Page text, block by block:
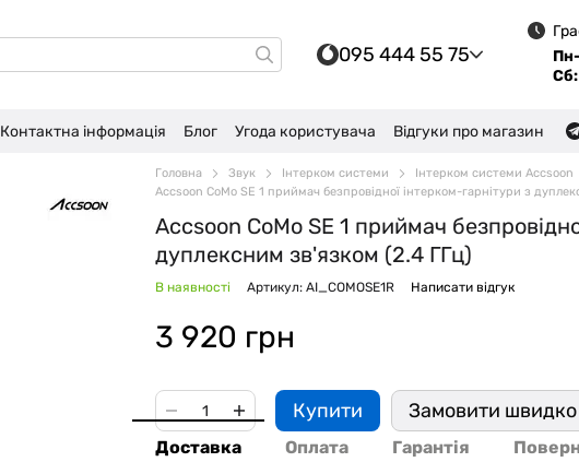
095 444 55 75
Сб:
Контактна інформація Блог Угода користувача Відгуки про магазин
Головна Звук Інтерком системи
Інтерком системи Accsoon
Accsoon CoMo SE 1 приймач безпровідної інтерком-гарнітури з
Accsoon CoMo SE 1 приймач
дуплексним зв'язком (2.4 ГГц)
В наявності Артикул: AI_COMOSE1R Написати відгук
3 920 грн
Купити Замовити швидко
Доставка Оплата Гарантія